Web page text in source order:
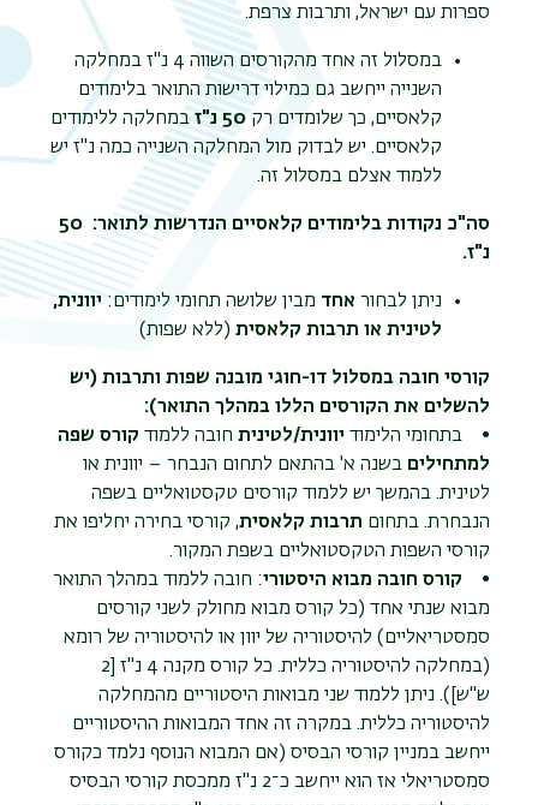
ספרות עם ישראל, ותרבות צרפת.
במסלול זה אחד מהקורסים השווה 4 נ"ז במחלקה
השנייה ייחשב גם כמילוי דרישות התואר בלימודים
קלאסיים, כך שלומדים רק50 נ"ז
במחלקה ללימודים
קלאסיים. יש לבדוק מול המחלקה השנייה כמה נ"ז יש
ללמוד אצלם במסלול זה.
סה"כ נקודות בלימודים קלאסיים הנדרשות לתואר: 50
נ"ז.
ניתן לבחור אחד מבין שלושה תחומי לימודים:יוונית,
לטינית או תרבות קלאסית (ללא שפות)
קורסי חובה במסלול דו-חוגי מובנה שפות ותרבות (יש
להשלים את הקורסים הללו במהלך התואר):
• בתחומי הלימוד יוונית/לטינית חובה ללמוד קורס שפה
למתחילים בשנה א' בהתאם לתחום הנבחר – יוונית או
לטינית. בהמשך יש ללמוד קורסים טקסטואליים בשפה
הנבחרת. בתחום תרבות קלאסית, קורסי בחירה יחליפו את
קורסי השפות הטקסטואליים בשפת המקור.
• קורס חובה מבוא היסטורי: חובה ללמוד במהלך התואר
מבוא שנתי אחד (כל קורס מבוא מחולק לשני קורסים
סמסטריאליים) להיסטוריה של יוון או להיסטוריה של רומא
(במחלקה להיסטוריה כללית. כל קורס מקנה 4 נ"ז [2
ש"ש]). ניתן ללמוד שני מבואות היסטוריים מהמחלקה
להיסטוריה כללית. במקרה זה אחד המבואות ההיסטוריים
ייחשב במניין קורסי הבסיס (אם המבוא הנוסף נלמד כקורס
סמסטריאלי אז הוא ייחשב כ־2 נ"ז ממכסת קורסי הבסיס